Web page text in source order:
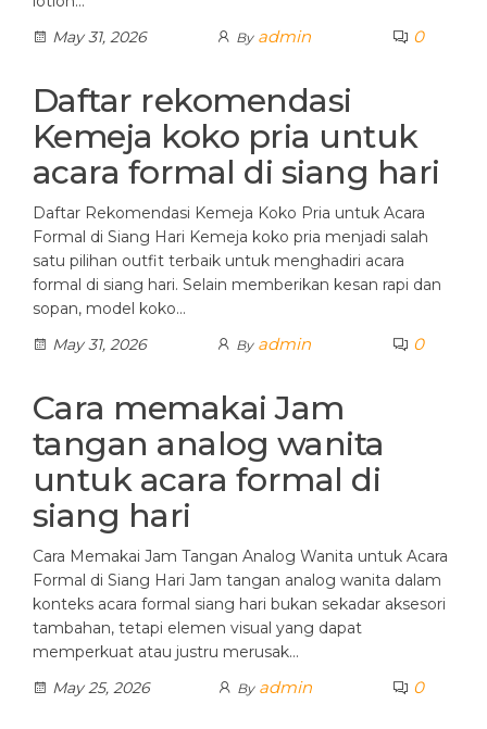
May 31, 2026
By admin 0
Daftar rekomendasi
Kemeja koko pria untuk
acara formal di siang hari
Daftar Rekomendasi Kemeja Koko Pria untuk Acara
Formal di Siang Hari Kemeja koko pria menjadi salah
satu pilihan outfit terbaik untuk menghadiri acara
formal di siang hari. Selain memberikan kesan rapi dan
sopan, model koko…
May 31, 2026
By admin 0
Cara memakai Jam
tangan analog wanita
untuk acara formal di
siang hari
Cara Memakai Jam Tangan Analog Wanita untuk Acara
Formal di Siang Hari Jam tangan analog wanita dalam
konteks acara formal siang hari bukan sekadar aksesori
tambahan, tetapi elemen visual yang dapat
memperkuat atau justru merusak…
May 25, 2026
By admin 0